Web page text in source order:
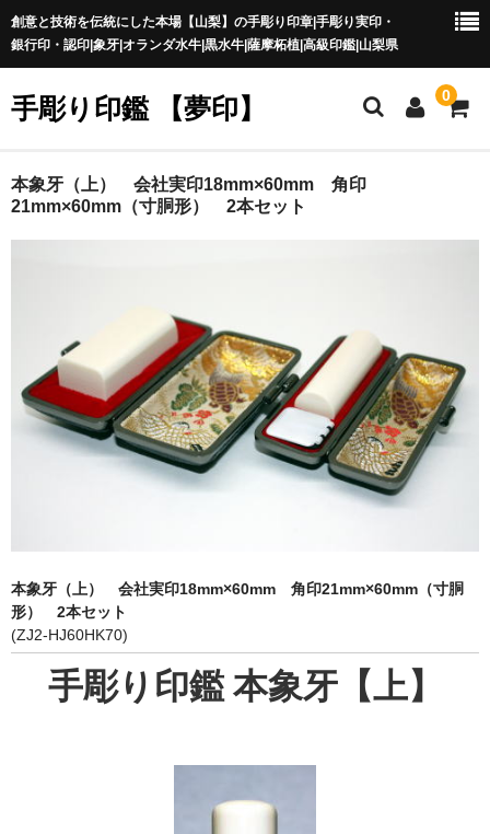
創意と技術を伝統にした本場【山梨】の手彫り印章|手彫り実印・
銀行印・認印|象牙|オランダ水牛|黒水牛|薩摩柘植|高級印鑑|山梨県
手彫り印鑑 【夢印】 0
夢印TOP
印鑑の材質
印鑑の種類
印鑑の書体
印鑑ケース
お客様の声
ご利用案内
お問い合わせ
本象牙（上） 会社実印18mm×60mm 角印
21mm×60mm（寸胴形） 2本セット
本象牙（上） 会社実印18mm×60mm 角印21mm×60mm（寸胴
形） 2本セット
(ZJ2-HJ60HK70)
手彫り印鑑 本象牙【上】